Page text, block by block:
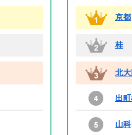
京都
桂
北
出
山科